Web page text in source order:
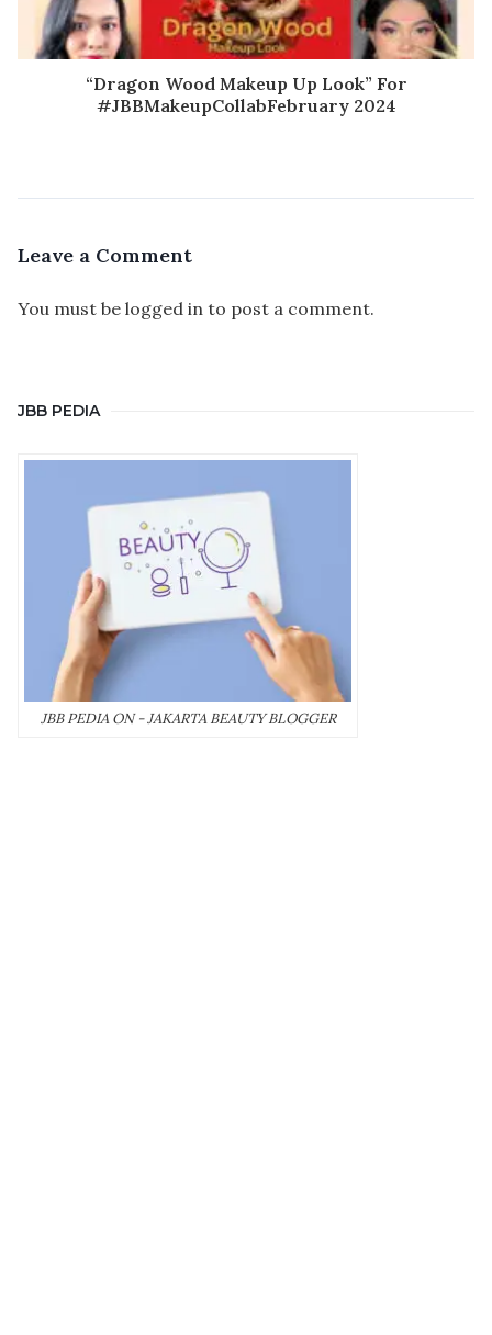
“Dragon Wood Makeup Up Look” For
#JBBMakeupCollabFebruary 2024
Leave a Comment
You must be logged in to post a comment.
JBB PEDIA
JBB PEDIA ON - JAKARTA BEAUTY BLOGGER